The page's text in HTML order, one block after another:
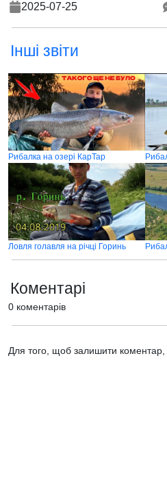
2025-07-25
Інші звіти
Рибалка на озері КарТар
Ловля голавля на річці Горинь
Коментарі
0 коментарів
Для того, щоб залишити коментар,